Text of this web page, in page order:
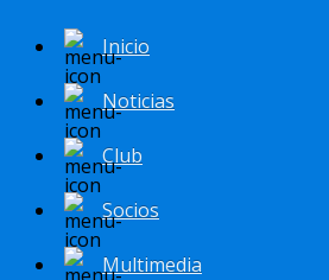
Inicio
Noticias
Club
Socios
Multimedia